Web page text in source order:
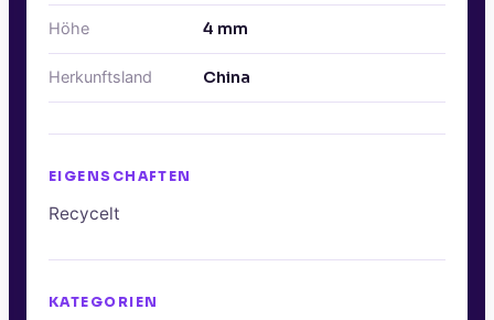
Höhe 4 mm
Herkunftsland China
EIGENSCHAFTEN
Recycelt
KATEGORIEN